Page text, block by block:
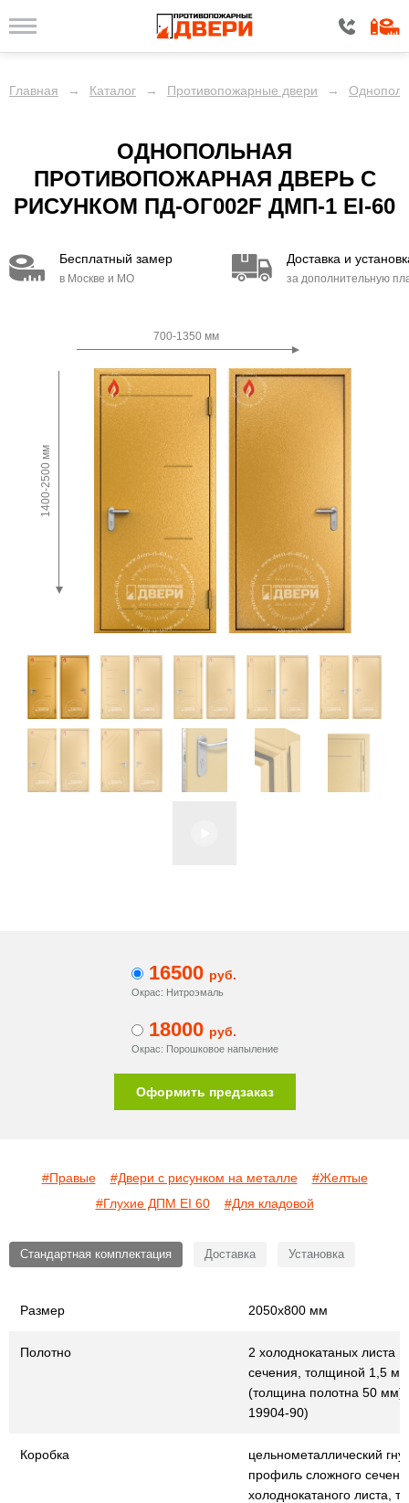
Главная → Каталог → Противопожарные двери →
ОДНОПОЛЬНАЯ
ПРОТИВОПОЖАРНАЯ ДВЕРЬ С
РИСУНКОМ ПД-ОГ002F ДМП-1 EI-60
Бесплатный замер
в Москве и МО
Доставка и
за дополнительную
700-1350 мм
1400-2500 мм
16500 руб.
Окрас: Нитроэмаль
18000 руб.
Окрас: Порошковое напыление
Оформить предзаказ
#Правые #Двери с рисунком на металле
#Желтые
#Глухие ДПМ EI 60
#Для кладовой
Стандартная комплектация Доставка Установка
Размер 2050х800 мм
Полотно
2 холоднокатаных листа
сечения, толщиной 1,5 мм
(толщина полотна 50 мм)
19904-90)
Коробка
цельнометаллический
профиль сложного
холоднокатаного листа,